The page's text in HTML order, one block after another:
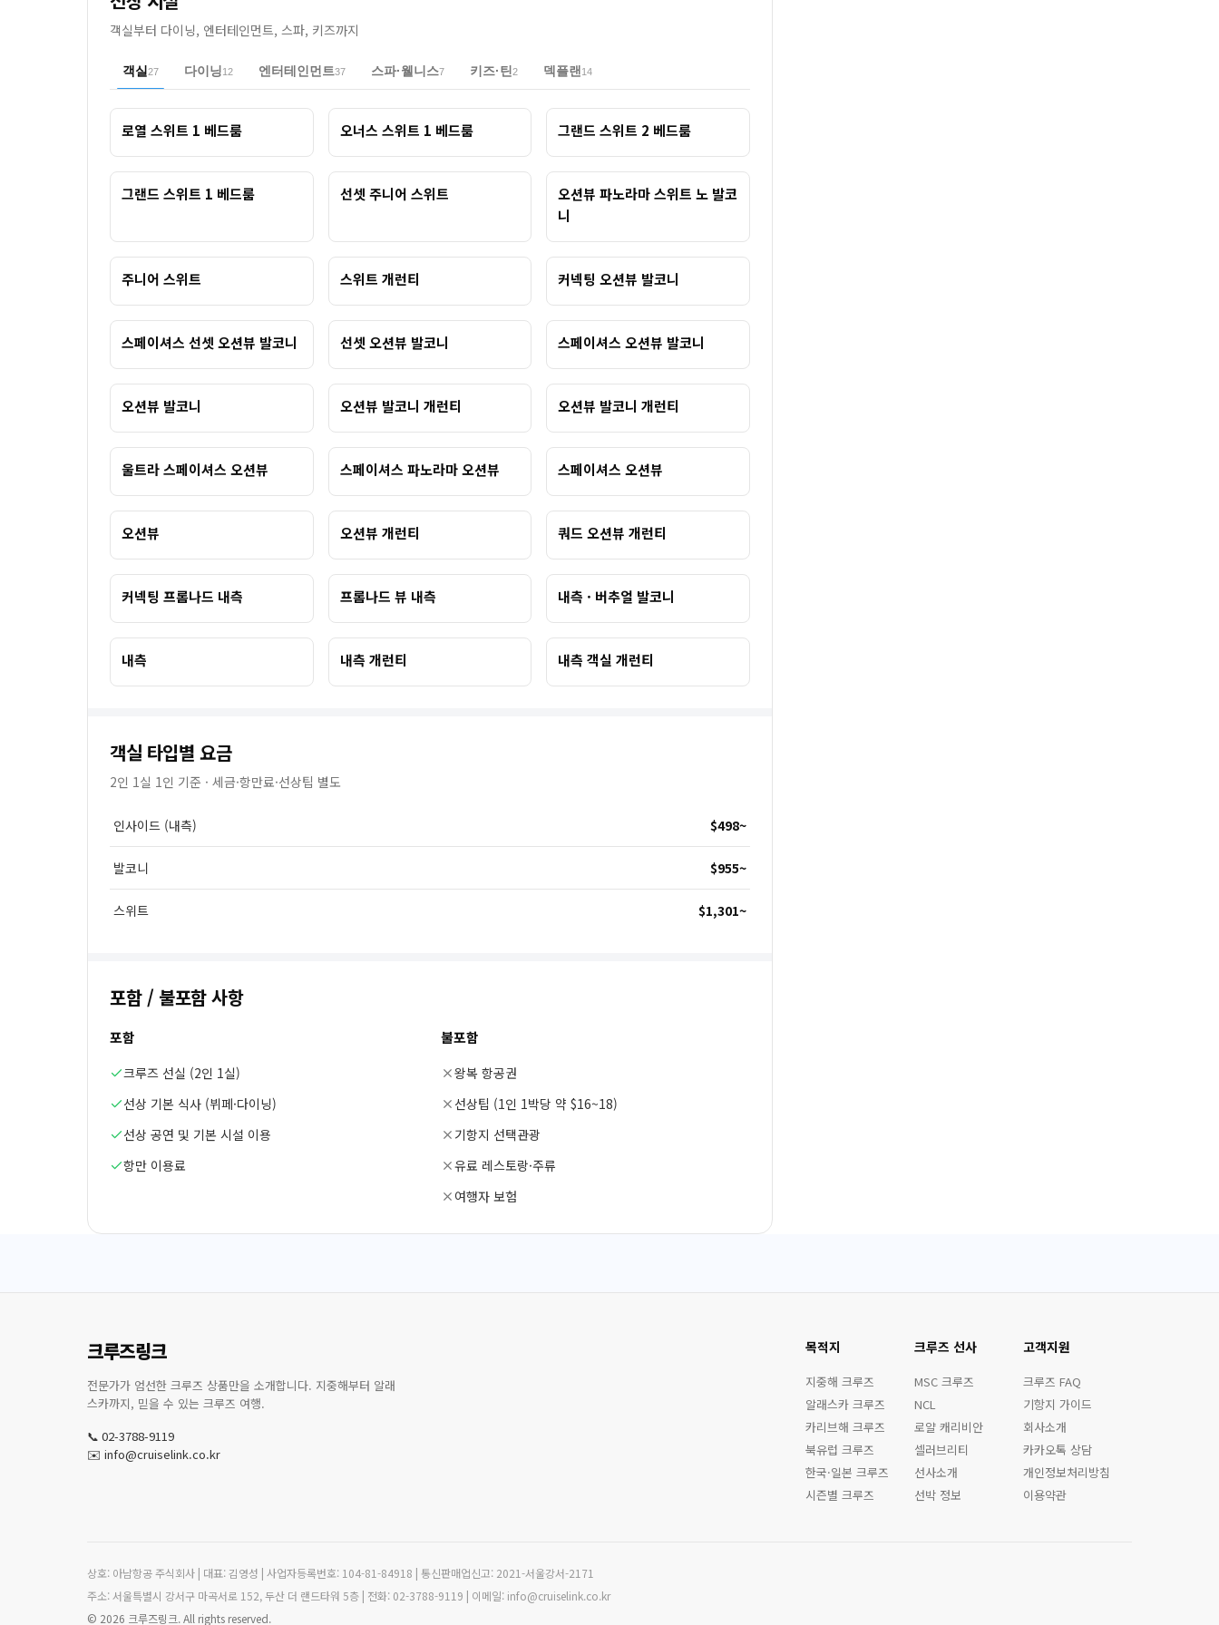
객실부터 다이닝, 엔터테인먼트, 스파, 키즈까지
객실 27 다이닝12 엔터테인먼트37 스파·웰니스7 키즈·틴 2 덱플랜 14
로열 스위트 1 베드룸 오너스 스위트 1 베드룸 그랜드 스위트 2 베드룸
그랜드 스위트 1 베드룸 선셋 주니어 스위트
오션뷰 파노라마 스위트 노 발코
니
주니어 스위트 스위트 개런티 커넥팅 오션뷰 발코니
스페이셔스 선셋 오션뷰 발코니 선셋 오션뷰 발코니 스페이셔스 오션뷰 발코니
오션뷰 발코니 오션뷰 발코니 개런티 오션뷰 발코니 개런티
울트라 스페이셔스 오션뷰 스페이셔스 파노라마 오션뷰 스페이셔스 오션뷰
오션뷰 오션뷰 개런티 쿼드 오션뷰 개런티
커넥팅 프롬나드 내측 프롬나드 뷰 내측 내측 · 버추얼 발코니
내측 내측 개런티 내측 객실 개런티
객실 타입별 요금
2인 1실 1인 기준 · 세금·항만료·선상팁 별도
인사이드 (내측) $498~
발코니 $955~
스위트 $1,301~
포함 / 불포함 사항
포함
크루즈 선실 (2인 1실)
선상 기본 식사 (뷔페·다이닝)
선상 공연 및 기본 시설 이용
항만 이용료
불포함
왕복 항공권
선상팁 (1인 1박당 약 $16~18)
기항지 선택관광
유료 레스토랑·주류
여행자 보험
크루즈링크
전문가가 엄선한 크루즈 상품만을 소개합니다. 지중해부터 알래
스카까지, 믿을 수 있는 크루즈 여행.
📞 02-3788-9119
✉️ info@cruiselink.co.kr
목적지
지중해 크루즈
알래스카 크루즈
카리브해 크루즈
북유럽 크루즈
한국·일본 크루즈
시즌별 크루즈
크루즈 선사
MSC 크루즈
NCL
로얄 캐리비안
셀러브리티
선사소개
선박 정보
고객지원
크루즈 FAQ
기항지 가이드
회사소개
카카오톡 상담
개인정보처리방침
이용약관
상호: 아남항공 주식회사 | 대표: 김영성 | 사업자등록번호: 104-81-84918 | 통신판매업신고: 2021-서울강서-2171
주소: 서울특별시 강서구 마곡서로 152, 두산 더 랜드타워 5층 | 전화: 02-3788-9119 | 이메일: info@cruiselink.co.kr
© 2026 크루즈링크. All rights reserved.